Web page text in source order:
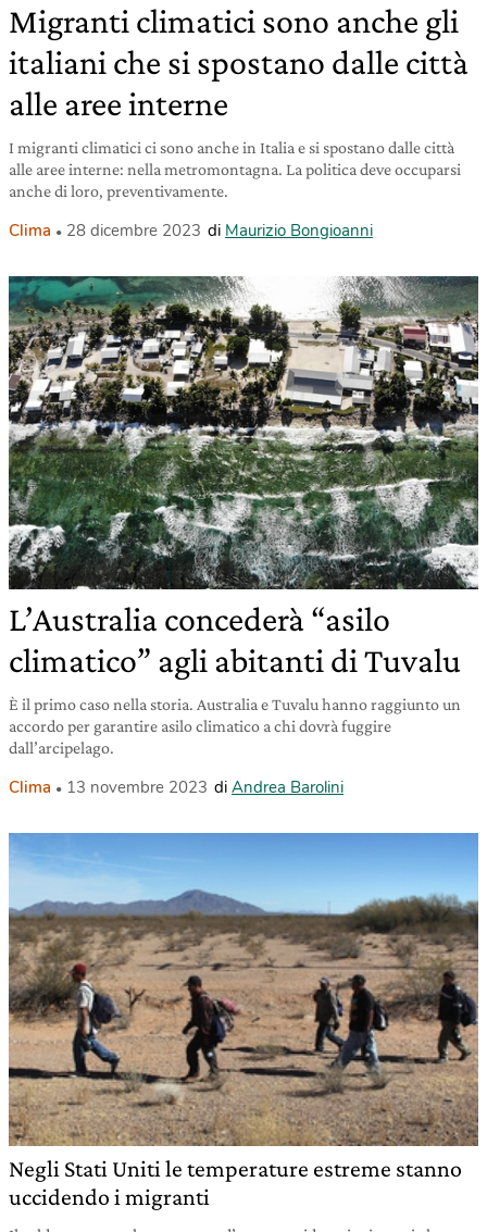
Migranti climatici sono anche gli
italiani che si spostano dalle città
alle aree interne
I migranti climatici ci sono anche in Italia e si spostano dalle città
alle aree interne: nella metromontagna. La politica deve occuparsi
anche di loro, preventivamente.
Clima 28 dicembre 2023 di Maurizio Bongioanni
L’Australia concederà “asilo
climatico” agli abitanti di Tuvalu
È il primo caso nella storia. Australia e Tuvalu hanno raggiunto un
accordo per garantire asilo climatico a chi dovrà fuggire
dall’arcipelago.
Clima 13 novembre 2023 di Andrea Barolini
Negli Stati Uniti le temperature estreme stanno
uccidendo i migranti